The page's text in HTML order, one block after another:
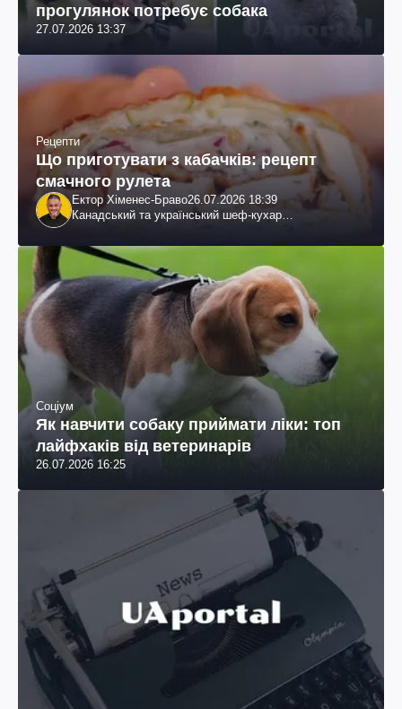
прогулянок потребує собака
27.07.2026 13:37
Рецепти
Що приготувати з кабачків: рецепт
смачного рулета
Ектор Хіменес-Браво26.07.2026 18:39
Канадський та український шеф-кухар
Соціум
Як навчити собаку приймати ліки: топ
лайфхаків від ветеринарів
26.07.2026 16:25